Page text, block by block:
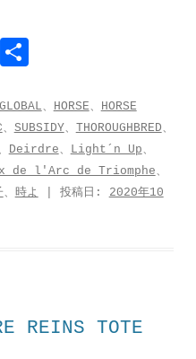
共
GLOBAL、 HORSE、
HORSE
、 SUBSIDY、 THOROUGHBRED、
Deirdre、 Light´n Up、
de l'Arc de Triomphe、
、 時よ | 投稿日: 2020年10
REINS TOTE